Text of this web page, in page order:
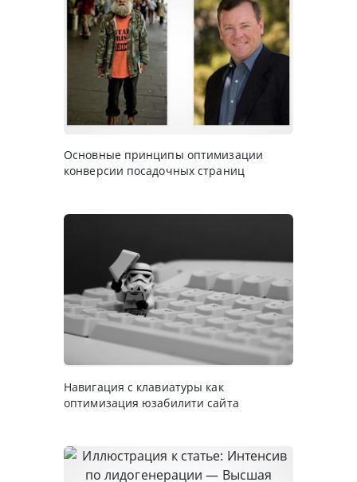
Основные принципы оптимизации
конверсии посадочных страниц
Навигация с клавиатуры как
оптимизация юзабилити сайта